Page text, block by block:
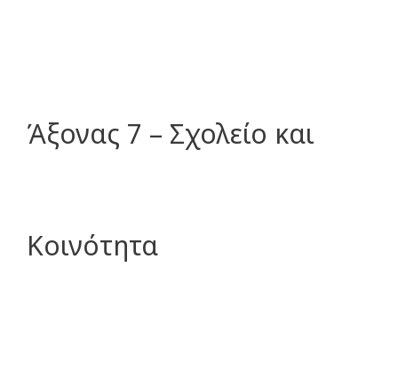
Άξονας 7 – Σχολείο και
Κοινότητα